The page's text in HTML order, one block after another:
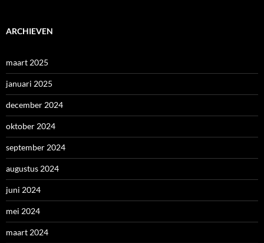
ARCHIEVEN
maart 2025
januari 2025
december 2024
oktober 2024
september 2024
augustus 2024
juni 2024
mei 2024
maart 2024